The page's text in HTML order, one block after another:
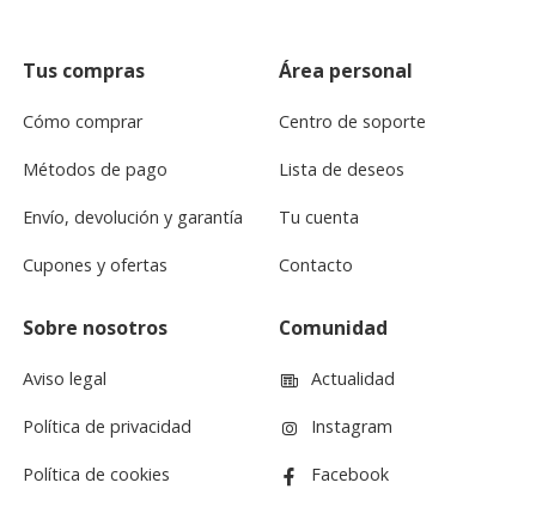
Tus compras
Cómo comprar
Métodos de pago
Envío, devolución y garantía
Cupones y ofertas
Área personal
Centro de soporte
Lista de deseos
Tu cuenta
Contacto
Sobre nosotros
Aviso legal
Política de privacidad
Política de cookies
Comunidad
Actualidad
Instagram
Facebook